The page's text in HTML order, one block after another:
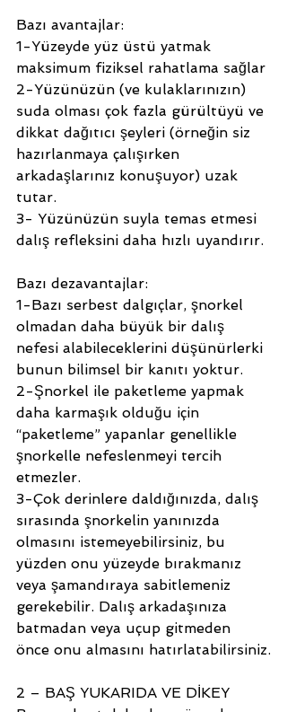
Bazı avantajlar:
1-Yüzeyde yüz üstü yatmak
maksimum fiziksel rahatlama sağlar
2-Yüzünüzün (ve kulaklarınızın)
suda olması çok fazla gürültüyü ve
dikkat dağıtıcı şeyleri (örneğin siz
hazırlanmaya çalışırken
arkadaşlarınız konuşuyor) uzak
tutar.
3- Yüzünüzün suyla temas etmesi
dalış refleksini daha hızlı uyandırır.
Bazı dezavantajlar:
1-Bazı serbest dalgıçlar, şnorkel
olmadan daha büyük bir dalış
nefesi alabileceklerini düşünürlerki
bunun bilimsel bir kanıtı yoktur.
2-Şnorkel ile paketleme yapmak
daha karmaşık olduğu için
“paketleme” yapanlar genellikle
şnorkelle nefeslenmeyi tercih
etmezler.
3-Çok derinlere daldığınızda, dalış
sırasında şnorkelin yanınızda
olmasını istemeyebilirsiniz, bu
yüzden onu yüzeyde bırakmanız
veya şamandıraya sabitlemeniz
gerekebilir. Dalış arkadaşınıza
batmadan veya uçup gitmeden
önce onu almasını hatırlatabilirsiniz.
2 – BAŞ YUKARIDA VE DİKEY